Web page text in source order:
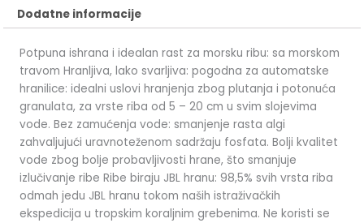
Dodatne informacije
Potpuna ishrana i idealan rast za morsku ribu: sa morskom
travom Hranljiva, lako svarljiva: pogodna za automatske
hranilice: idealni uslovi hranjenja zbog plutanja i potonuća
granulata, za vrste riba od 5 – 20 cm u svim slojevima
vode. Bez zamućenja vode: smanjenje rasta algi
zahvaljujući uravnoteženom sadržaju fosfata. Bolji kvalitet
vode zbog bolje probavljivosti hrane, što smanjuje
izlučivanje ribe Ribe biraju JBL hranu: 98,5% svih vrsta riba
odmah jedu JBL hranu tokom naših istraživačkih
ekspedicija u tropskim koraljnim grebenima. Ne koristi se